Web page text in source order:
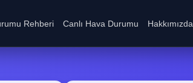
Rehberi Canlı Hava Durumu Hakkımızda